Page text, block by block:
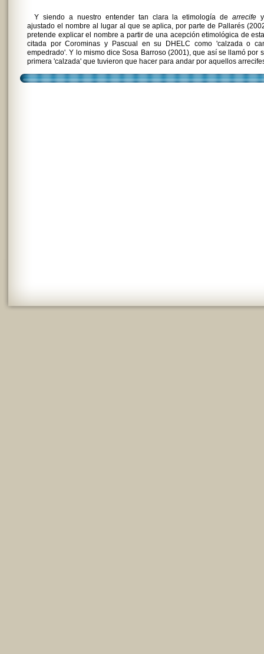
Y siendo a nuestro entender tan clara la etimología dearrecife
ajustado el nombre al lugar al que se aplica, por parte de Pallarés
pretende explicar el nombre a partir de una acepción etimológica de
citada por Corominas y Pascual en su DHELC como 'calzada o
empedrado'. Y lo mismo dice Sosa Barroso (2001), que así se llamó por
primera 'calzada' que tuvieron que hacer para andar por aquellos